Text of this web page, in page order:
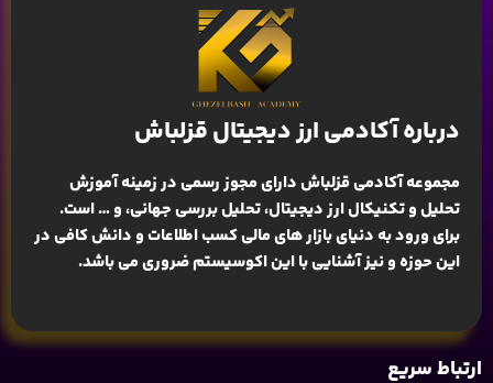
درباره آکادمی ارز دیجیتال قزلباش
مجموعه آکادمی قزلباش دارای مجوز رسمی در زمینهآموزش
تحلیل و تکنیکال ارز دیجیتال، تحلیل بررسی جهانی، و … است.
برای ورود به دنیای بازار های مالی کسب اطلاعات و دانش کافی در
این حوزه و نیز آشنایی با این اکوسیستم ضروری می باشد.
ارتباط سریع